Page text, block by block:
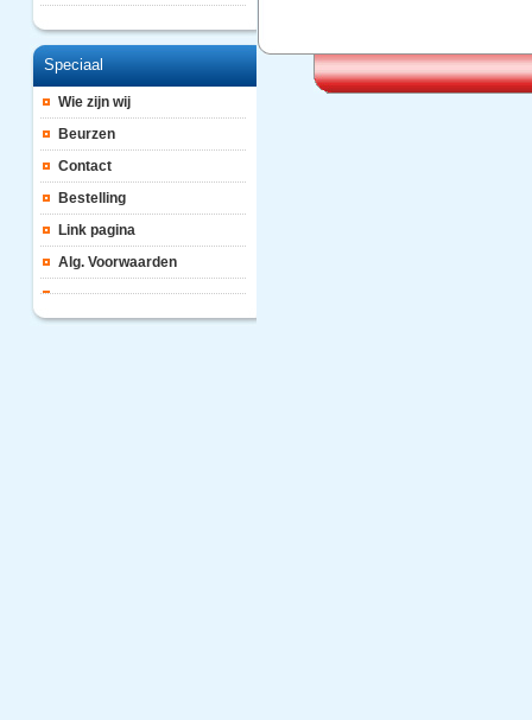
Speciaal
Wie zijn wij
Beurzen
Contact
Bestelling
Link pagina
Alg. Voorwaarden